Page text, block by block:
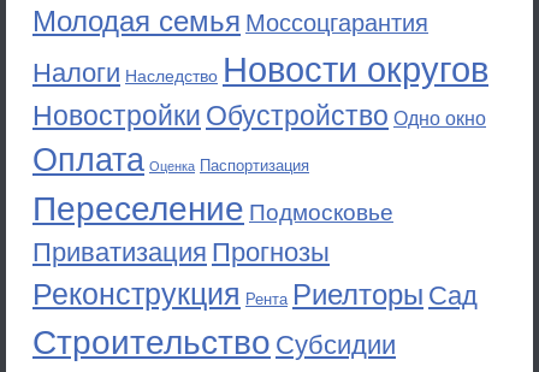
Молодая семья Моссоцгарантия
Налоги Наследство Новости округов
Новостройки Обустройство Одно окно
Оплата Оценка Паспортизация
Переселение Подмосковье
Приватизация Прогнозы
Реконструкция Рента Риелторы Сад
Строительство Субсидии